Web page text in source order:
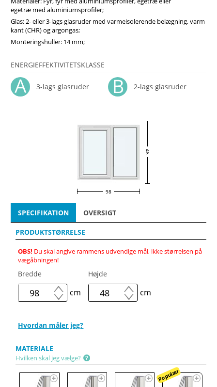
egetræ med aluminiumsprofiler;
Glas: 2- eller 3-lags glasruder med varmeisolerende belægning, varm
kant (CHR) og argongas;
Monteringshuller: 14 mm;
ENERGIEFFEKTIVITETSKLASSE
3-lags glasruder 2-lags glasruder
48
98
SPECIFIKATION OVERSIGT
PRODUKTSTØRRELSE
OBS! Du skal angive rammens udvendige mål, ikke størrelsen på
vægåbningen!
Bredde
cm
Højde
cm
Hvordan måler jeg?
MATERIALE
Hvilken skal jeg vælge?
Populær